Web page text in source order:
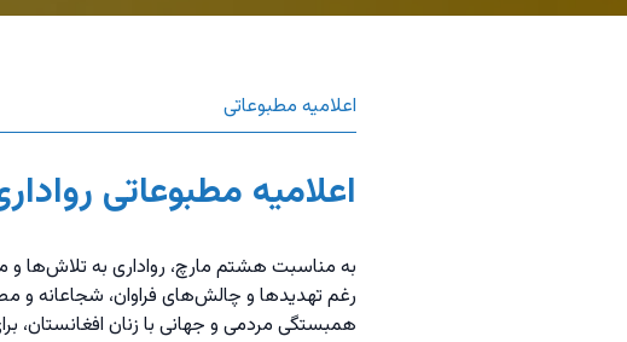
اعلامیه مطبوعاتی
اعلامیه مطبوعاتی
به مناسبت هشتم مارچ، رواداری به تلاش‌ها و
‌رغم تهديدها و چالش‌های فراوان، شجاعانه و
همبستگی مردمی و جهانی با زنان افغانستان،